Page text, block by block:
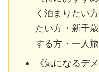
く泊まりたい
たい方・新千
する方・一人
《気になるデ